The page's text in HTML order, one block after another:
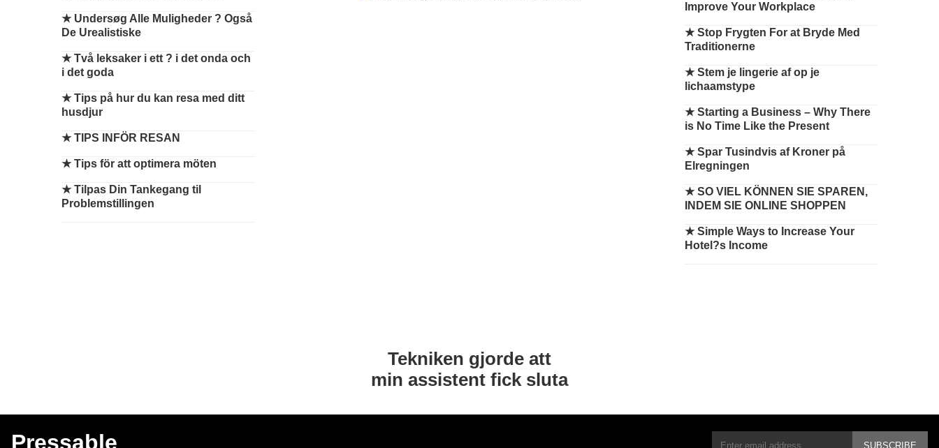
★ Undersøg Alle Muligheder ? Også
De Urealistiske
★Två leksaker i ett ? i det onda och
i det goda
★Tips på hur du kan resa med ditt
husdjur
★TIPS INFÖR RESAN
★Tips för att optimera möten
★Tilpas Din Tankegang til
Problemstillingen
Tekniken gjorde att
min assistent fick sluta
Improve Your Workplace
★Stop Frygten For at Bryde Med
Traditionerne
★Stem je lingerie af op je
lichaamstype
★Starting a Business – Why There
is No Time Like the Present
★Spar Tusindvis af Kroner på
Elregningen
★SO VIEL KÖNNEN SIE SPAREN,
INDEM SIE ONLINE SHOPPEN
★Simple Ways to Increase Your
Hotel?s Income
Pressable SUBSCRIBE